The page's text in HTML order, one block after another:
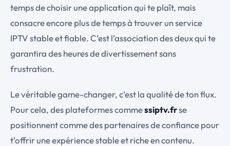
temps de choisir une application qui te plaît, mais
consacre encore plus de temps à trouver un service
IPTV stable et fiable. C’est l’association des deux qui te
garantira des heures de divertissement sans
frustration.
Le véritable game-changer, c’est la qualité de ton flux.
Pour cela, des plateformes commessiptv.frse
positionnent comme des partenaires de confiance pour
t’offrir une expérience stable et riche en contenu.